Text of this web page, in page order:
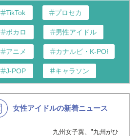
TikTok プロセカ
ボカロ 男性アイドル
アニメ カナルビ・K-POP和訳
J-POP キャラソン
K-POP 演歌・歌謡
洋楽
女性アイドルの新着ニュース
九州女子翼、"九州がひ